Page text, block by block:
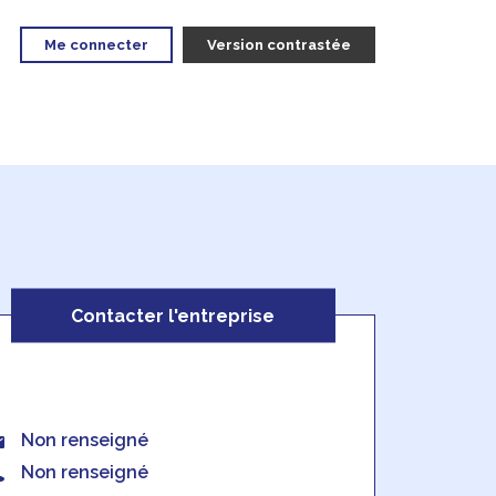
Me connecter Version contrastée
Contacter l'entreprise
Non renseigné
Non renseigné